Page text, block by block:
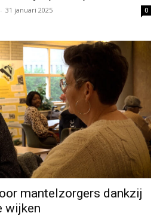
- 31 januari 2025 0
mantelzorgers dankzij
wijken